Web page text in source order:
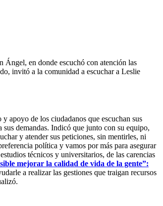
en donde escuchó con atención las
invitó a la comunidad a escuchar a Leslie
apoyo de los ciudadanos que escuchan sus
sus demandas. Indicó que junto con su equipo,
y atender sus peticiones, sin mentirles, ni
política y vamos por más para asegurar
técnicos y universitarios, de las carencias
mejorar la calidad de vida de la gente”:
a realizar las gestiones que traigan recursos